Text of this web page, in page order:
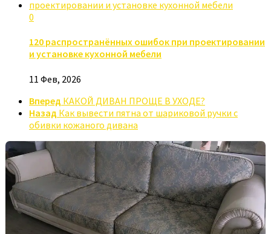
0
120 распространённых ошибок при проектировании
и установке кухонной мебели
11 Фев, 2026
Вперед КАКОЙ ДИВАН ПРОЩЕ В УХОДЕ?
Назад Как вывести пятна от шариковой ручки с
обивки кожаного дивана